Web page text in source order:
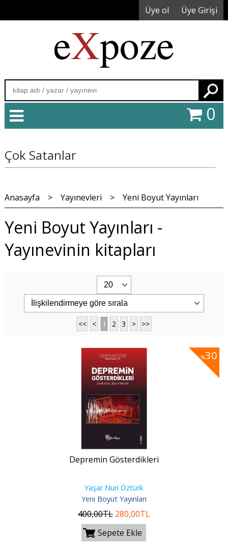
Üye ol Üye Girişi
0
Çok Satanlar
Anasayfa > Yayınevleri > Yeni Boyut Yayınları
Yeni Boyut Yayınları -
Yayınevinin kitapları
<< < 1 2 3 > >>
%30
Depremin Gösterdikleri
Yaşar Nuri Öztürk
Yeni Boyut Yayınları
400,00TL 280,00TL
Sepete Ekle